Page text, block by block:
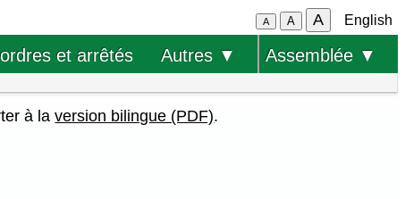
A A A English
et arrêtés Autres ▼ Assemblée ▼
à laversion bilingue (PDF).